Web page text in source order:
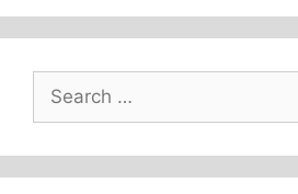
Search
for: